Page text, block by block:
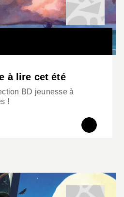
à lire cet été
BD jeunesse à
!